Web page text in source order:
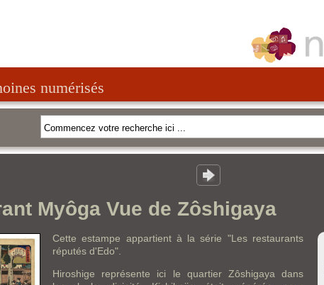
numérisés
Myôga Vue de Zôshigaya
Cette estampe appartient à la série "Les restaurants
réputés d'Edo".
Hiroshige représente ici le quartier Zôshigaya dans